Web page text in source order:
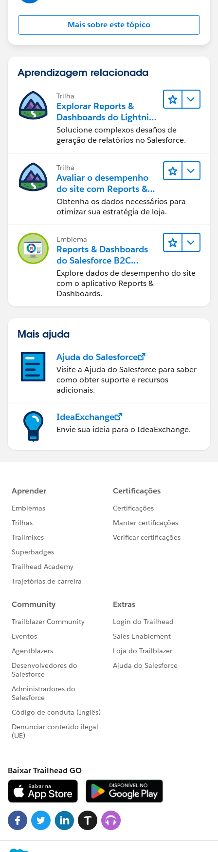
Mais sobre este tópico
Aprendizagem relacionada
Trilha
Explorar Reports &
Dashboards do Lightning
Experience
Solucione complexos desafios de
geração de relatórios no Salesforce.
Trilha
Avaliar o desempenho
do site com Reports &
Dashboards do B2C
Commerce
Obtenha os dados necessários para
otimizar sua estratégia de loja.
Emblema
Reports & Dashboards
do Salesforce B2C
Commerce
Explore dados de desempenho do site
com o aplicativo Reports &
Dashboards.
Mais ajuda
Ajuda do Salesforce
Visite a Ajuda do Salesforce para saber
como obter suporte e recursos
adicionais.
IdeaExchange
Envie sua ideia para o IdeaExchange.